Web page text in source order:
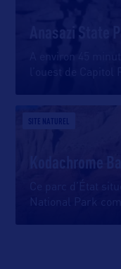
Anasazi State
A environ 45
l’ouest de Capitol
SITE NATUREL
Kodachrome
Ce parc d’État
National Park